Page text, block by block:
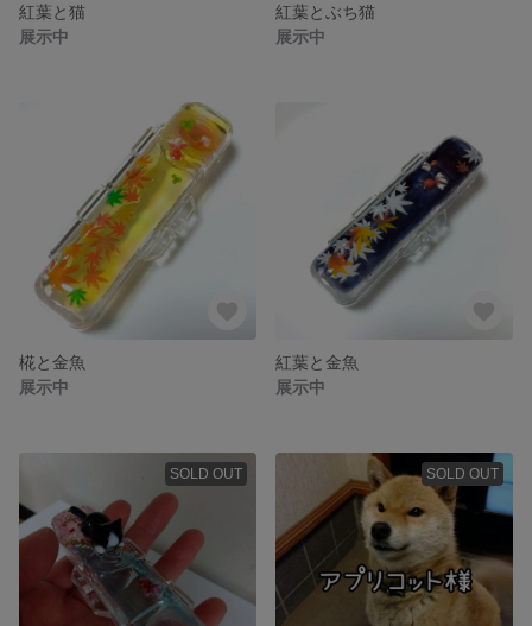
紅葉と猫
展示中
紅葉とぶち猫
展示中
椛と金魚
展示中
紅葉と金魚
展示中
SOLD OUT SOLD OUT